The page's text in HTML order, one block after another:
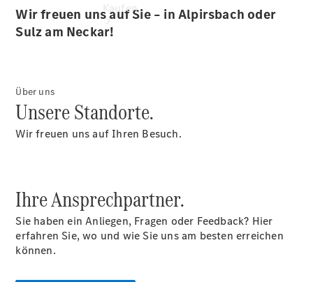
Kaufen
Übersicht
Gebrauchtwagensuche
Extras
Wartung
Wir freuen uns auf Sie – in Alpirsbach oder
Sulz am Neckar!
Über uns
Unsere Standorte.
Wir freuen uns auf Ihren Besuch.
Ihre Ansprechpartner.
Sie haben ein Anliegen, Fragen oder Feedback? Hier
erfahren Sie, wo und wie Sie uns am besten erreichen
können.